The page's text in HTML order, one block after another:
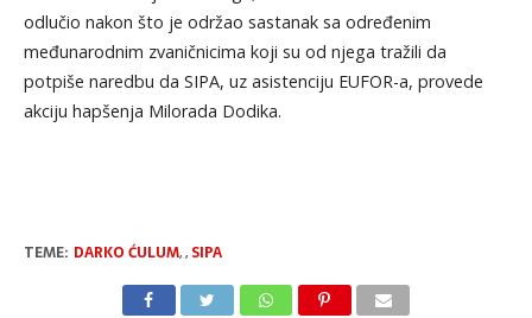
odlučio nakon što je održao sastanak sa određenim
međunarodnim zvaničnicima koji su od njega tražili da
potpiše naredbu da SIPA, uz asistenciju EUFOR-a, provede
akciju hapšenja Milorada Dodika.
TEME: DARKO ĆULUM,, SIPA